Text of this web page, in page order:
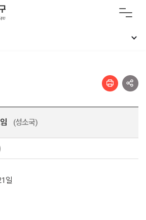
(성소국)
일